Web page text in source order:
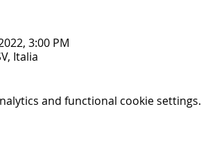
3:00 PM
Italia
and functional cookie settings.